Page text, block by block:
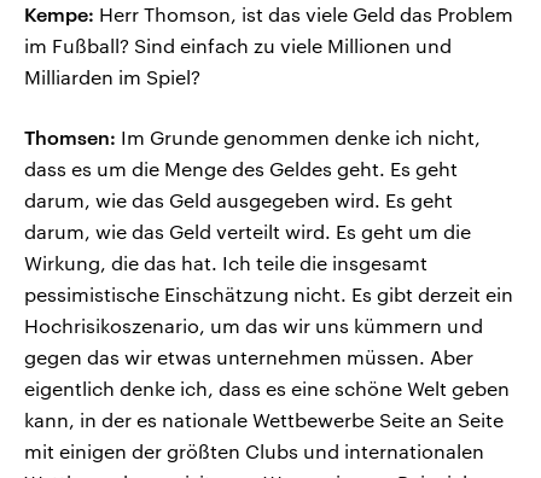
Kempe: Herr Thomson, ist das viele Geld das Problem
im Fußball? Sind einfach zu viele Millionen und
Milliarden im Spiel?
Thomsen: Im Grunde genommen denke ich nicht,
dass es um die Menge des Geldes geht. Es geht
darum, wie das Geld ausgegeben wird. Es geht
darum, wie das Geld verteilt wird. Es geht um die
Wirkung, die das hat. Ich teile die insgesamt
pessimistische Einschätzung nicht. Es gibt derzeit ein
Hochrisikoszenario, um das wir uns kümmern und
gegen das wir etwas unternehmen müssen. Aber
eigentlich denke ich, dass es eine schöne Welt geben
kann, in der es nationale Wettbewerbe Seite an Seite
mit einigen der größten Clubs und internationalen